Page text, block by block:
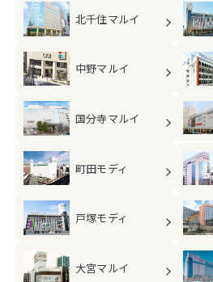
北千住マルイ
中野マルイ
国分寺マルイ
町田モディ
戸塚モディ
大宮マルイ